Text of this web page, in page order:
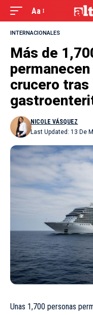
Aa
INTERNACIONALES
Más de
crucero tras
Last Updated: 13 De
NICOLE VÁSQUEZ
Unas 1,700 personas